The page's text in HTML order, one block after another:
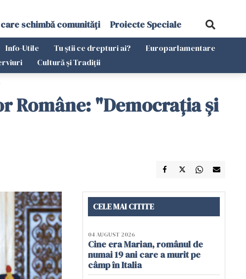
schimbă comunități Proiecte Speciale
Info-Utile Tu știi ce drepturi ai?
Europarlamentare
Cultură și Tradiții
Române: "Democraţia şi
CELE MAI CITITE
04 AUGUST 2026
Cine era Marian, românul de
numai 19 ani care a murit pe
câmp în Italia